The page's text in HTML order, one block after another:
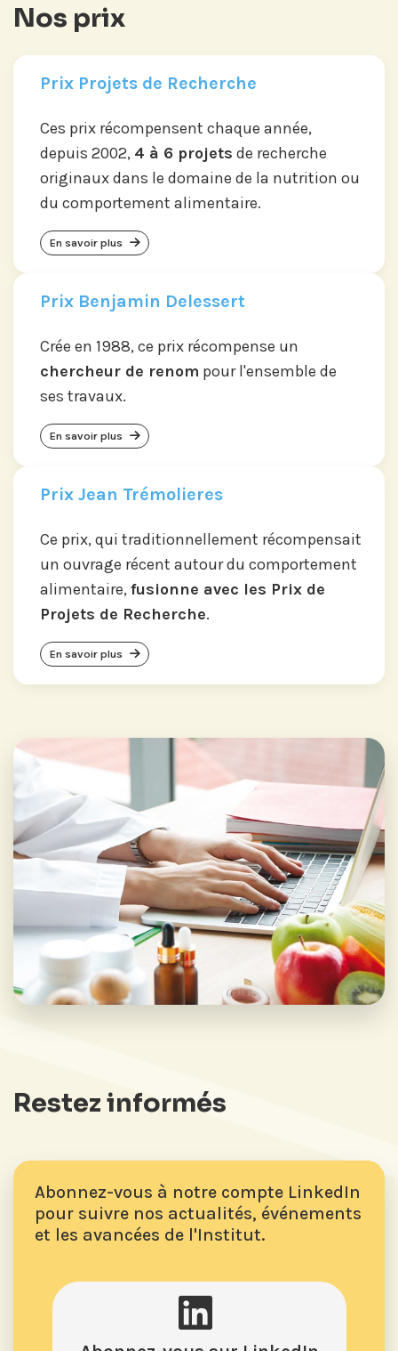
Nos prix
Prix Projets de Recherche
Ces prix récompensent chaque année,
depuis 2002, 4 à 6 projets de recherche
originaux dans le domaine de la nutrition ou
du comportement alimentaire.
En savoir plus
Prix Benjamin Delessert
Crée en 1988, ce prix récompense un
chercheur de renom pour l'ensemble de
ses travaux.
En savoir plus
Prix Jean Trémolieres
Ce prix, qui traditionnellement récompensait
un ouvrage récent autour du comportement
alimentaire,fusionne avec les Prix de
Projets de Recherche.
En savoir plus
Restez informés
Abonnez-vous à notre compte LinkedIn
pour suivre nos actualités, événements
et les avancées de l'Institut.